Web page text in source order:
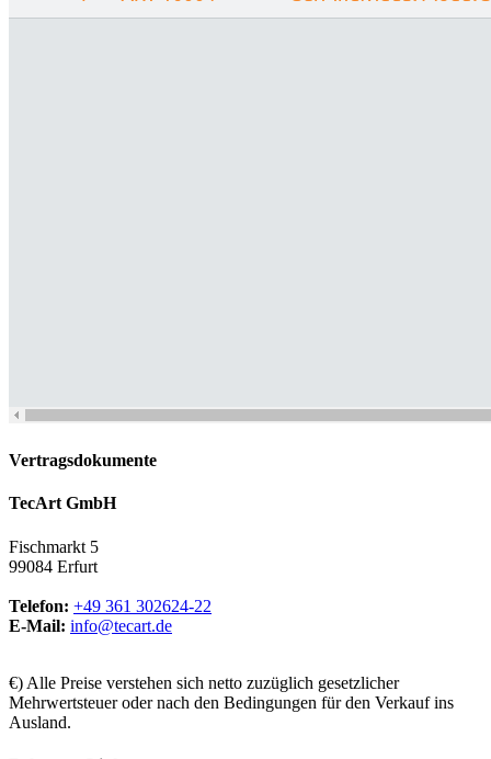
Vertragsdokumente
TecArt GmbH
Fischmarkt 5
99084 Erfurt
Telefon: +49 361 302624-22
E-Mail: info@tecart.de
€) Alle Preise verstehen sich netto zuzüglich gesetzlicher
Mehrwertsteuer oder nach den Bedingungen für den Verkauf ins
Ausland.